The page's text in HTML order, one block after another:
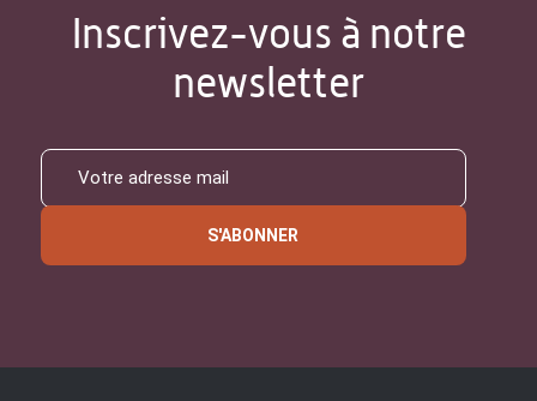
Inscrivez-vous à notre
newsletter
S'ABONNER